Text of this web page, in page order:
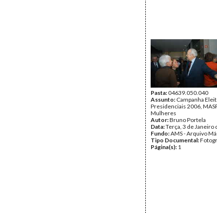
Pasta:04639.050.040
Assunto: Campanha
Presidenciais 2006,
Mulheres
Autor:Bruno Portela
Data:Terça, 3 de Janeiro
Fundo:AMS - Arquivo
Tipo Documental:
Página(s): 1